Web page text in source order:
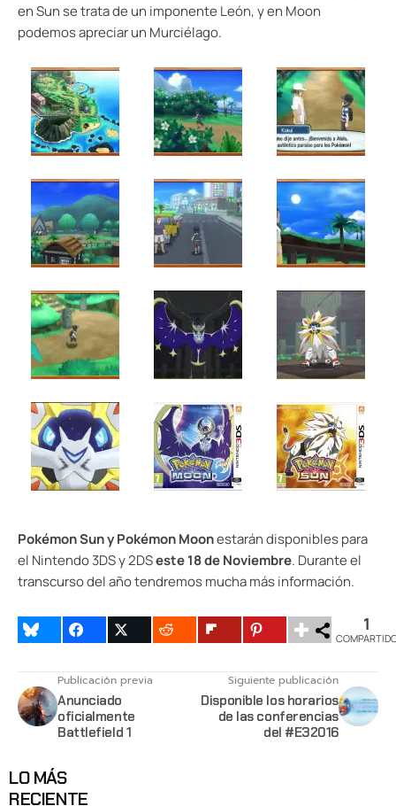
en Sun se trata de un imponente León, y en Moon
podemos apreciar un Murciélago.
Pokémon Sun y Pokémon Moonestarán disponibles para
el Nintendo 3DS y 2DSeste 18 de Noviembre. Durante el
transcurso del año tendremos mucha más información.
1
Publicación previa
Anunciado
oficialmente
Battlefield 1
Siguiente publicación
Disponible los horarios
de las conferencias
del #E32016
LO MÁS
RECIENTE